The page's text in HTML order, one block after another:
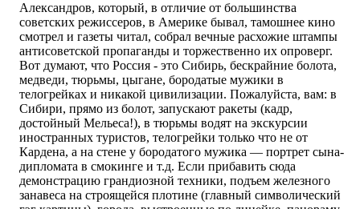
Александров, который, в отличие от большинства
советских режиссеров, в Америке бывал, тамошнее кино
смотрел и газеты читал, собрал вечные расхожие штампы
антисоветской пропаганды и торжественно их опроверг.
Вот думают, что Россия - это Сибирь, бескрайние болота,
медведи, тюрьмы, цыгане, бородатые мужики в
телогрейках и никакой цивилизации. Пожалуйста, вам: в
Сибири, прямо из болот, запускают ракеты (кадр,
достойный Мельеса!), в тюрьмы водят на экскурсии
иностранных туристов, телогрейки только что не от
Кардена, а на стене у бородатого мужика — портрет сына-
дипломата в смокинге и т.д. Если прибавить сюда
демонстрацию грандиозной техники, подъем железного
занавеса на строящейся плотине (главный символический